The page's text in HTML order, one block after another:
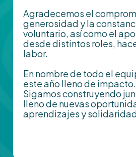
Agradecemos el
generosidad y la
voluntario, así como el
desde distintos roles,
labor.
En nombre de todo el
este año lleno de impacto.
Sigamos construyendo
lleno de nuevas
aprendizajes y